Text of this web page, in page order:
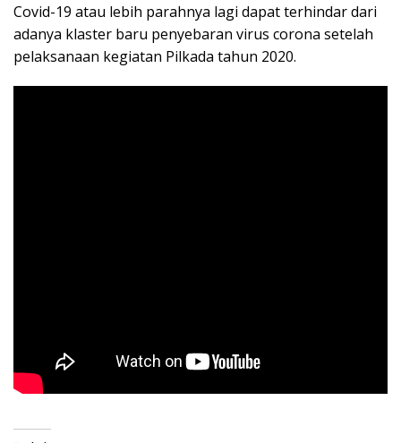
Covid-19 atau lebih parahnya lagi dapat terhindar dari
adanya klaster baru penyebaran virus corona setelah
pelaksanaan kegiatan Pilkada tahun 2020.